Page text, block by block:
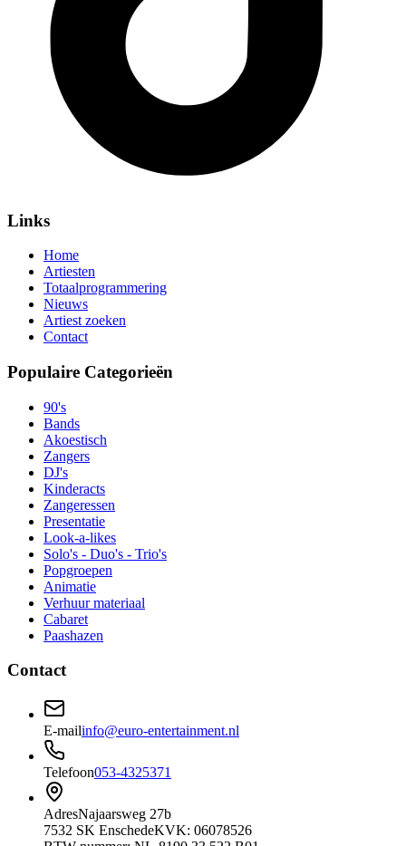
Links
Home
Artiesten
Totaalprogrammering
Nieuws
Artiest zoeken
Contact
Populaire Categorieën
90's
Bands
Akoestisch
Zangers
DJ's
Kinderacts
Zangeressen
Presentatie
Look-a-likes
Solo's - Duo's - Trio's
Popgroepen
Animatie
Verhuur materiaal
Cabaret
Paashazen
Contact
E-mailinfo@euro-entertainment.nl
Telefoon053-4325371
AdresNajaarsweg 27b
7532 SK EnschedeKVK: 06078526